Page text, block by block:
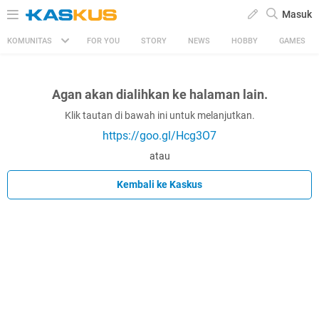
Masuk
KOMUNITAS FOR YOU STORY NEWS HOBBY GAMES
Agan akan dialihkan ke halaman lain.
Klik tautan di bawah ini untuk melanjutkan.
https://goo.gl/Hcg3O7
atau
Kembali ke Kaskus